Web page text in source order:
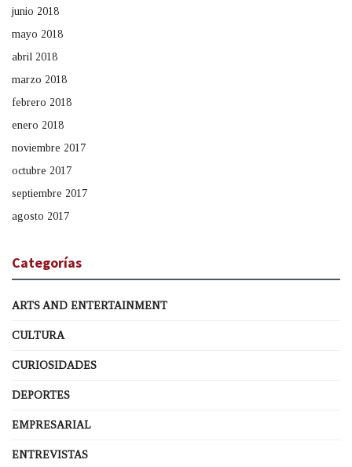
junio 2018
mayo 2018
abril 2018
marzo 2018
febrero 2018
enero 2018
noviembre 2017
octubre 2017
septiembre 2017
agosto 2017
Categorías
ARTS AND ENTERTAINMENT
CULTURA
CURIOSIDADES
DEPORTES
EMPRESARIAL
ENTREVISTAS